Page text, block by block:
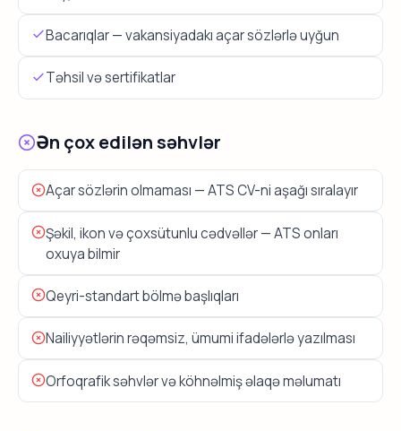
Bacarıqlar — vakansiyadakı açar sözlərlə uyğun
Təhsil və sertifikatlar
Ən çox edilən səhvlər
Açar sözlərin olmaması — ATS CV-ni aşağı sıralayır
Şəkil, ikon və çoxsütunlu cədvəllər — ATS onları
oxuya bilmir
Qeyri-standart bölmə başlıqları
Nailiyyətlərin rəqəmsiz, ümumi ifadələrlə yazılması
Orfoqrafik səhvlər və köhnəlmiş əlaqə məlumatı